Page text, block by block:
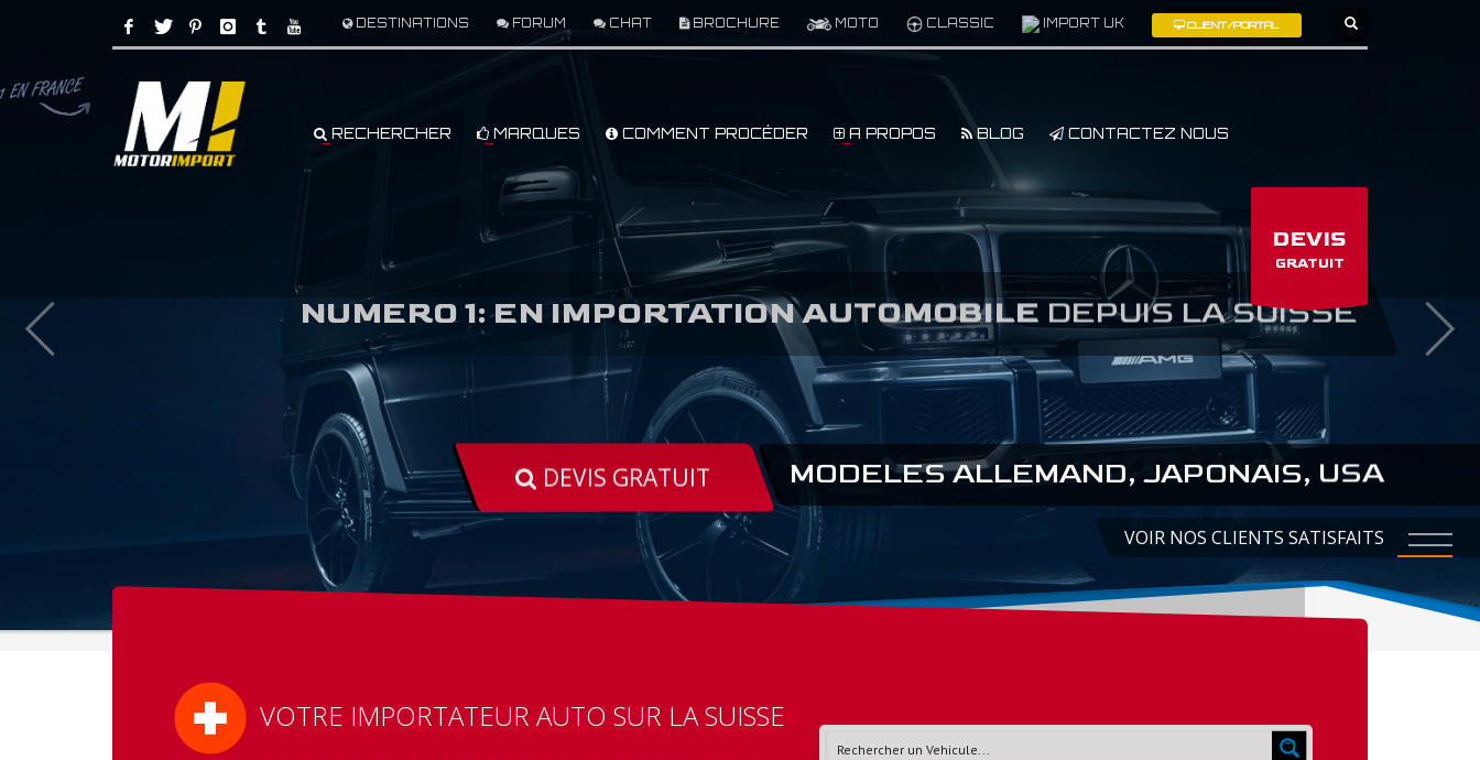
DESTINATIONS FORUM CHAT BROCHURE MOTO CLASSIC IMPORT UK CLIENT/PORTAL
RECHERCHER MARQUES COMMENT PROCÉDER A PROPOS BLOG CONTACTEZ NOUS
DEVIS
GRATUIT
NUMERO 1: EN IMPORTATION AUTOMOBILE DEPUIS LA SUISSE
MODELES ALLEMAND, JAPONAIS, USA
DEVIS GRATUIT
VOIR NOS CLIENTS SATISFAITS
VOTRE IMPORTATEUR AUTO SUR LA SUISSE